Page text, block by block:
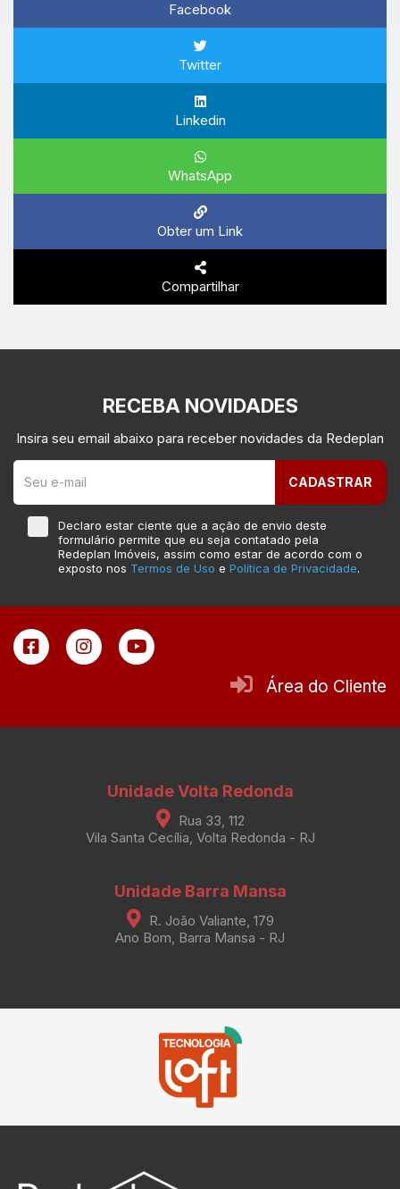
Facebook
Twitter
Linkedin
WhatsApp
Obter um Link
Compartilhar
RECEBA NOVIDADES
Insira seu email abaixo para receber novidades da Redeplan
CADASTRAR
Declaro estar ciente que a ação de envio deste
formulário permite que eu seja contatado pela
Redeplan Imóveis, assim como estar de acordo com o
exposto nos Termos de Uso e Política de Privacidade.
Área do Cliente
Unidade Volta Redonda
Rua 33, 112
Vila Santa Cecília, Volta Redonda - RJ
Unidade Barra Mansa
R. João Valiante, 179
Ano Bom, Barra Mansa - RJ